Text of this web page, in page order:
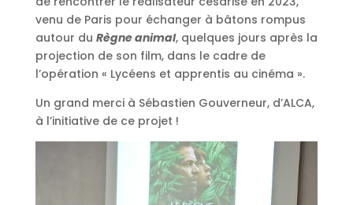
venu de Paris pour échanger à bâtons rompus
autour du Règne animal, quelques jours après la
projection de son film, dans le cadre de
l’opération « Lycéens et apprentis au cinéma ».
Un grand merci à Sébastien Gouverneur, d’ALCA,
à l’initiative de ce projet !